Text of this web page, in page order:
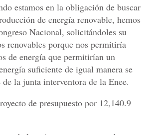
estamos en la obligación de buscar
de energía renovable, hemos
Nacional, solicitándoles su
renovables porque nos permitiría
de energía que permitirían un
suficiente de igual manera se
la junta interventora de la Enee.
de presupuesto por 12,140.9